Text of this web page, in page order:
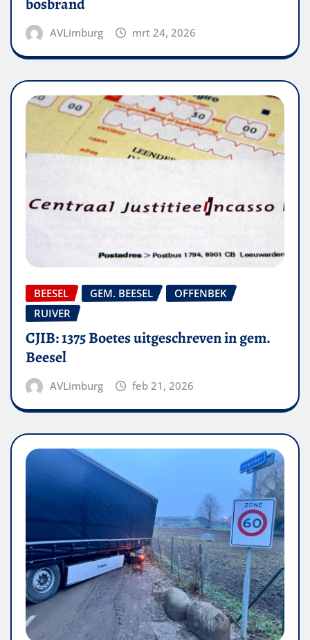
AVLimburg mrt 24, 2026
BEESEL GEM. BEESEL
OFFENBEK
RUIVER
CJIB: 1375 Boetes uitgeschreven in gem.
Beesel
AVLimburg feb 21, 2026